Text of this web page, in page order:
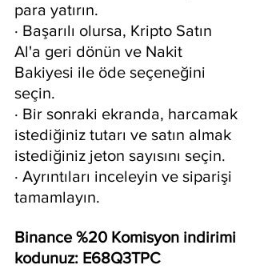
para yatırın.
· Başarılı olursa, Kripto Satın
Al'a geri dönün ve Nakit
Bakiyesi ile öde seçeneğini
seçin.
· Bir sonraki ekranda, harcamak
istediğiniz tutarı ve satın almak
istediğiniz jeton sayısını seçin.
· Ayrıntıları inceleyin ve siparişi
tamamlayın.
Binance %20 Komisyon indirimi
kodunuz: E68Q3TPC